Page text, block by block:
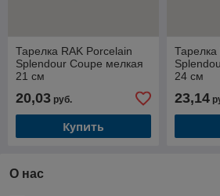
Тарелка RAK Porcelain
Splendour Coupe мелкая
21 см
20,03 руб.
Купить
Тарелка
24 см
23,14
О нас